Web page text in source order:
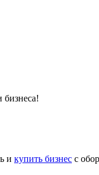
бизнеса!
и купить бизнес с